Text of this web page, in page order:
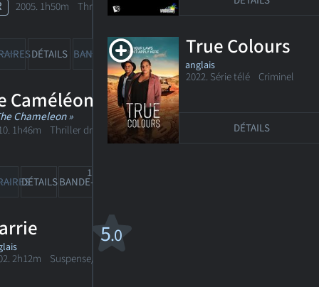
2005. 1h50m Thriller dramatique
DÉTAILS BANDE-ANNCRITIQUES
41
Caméléon
Chameleon »
1h46m Thriller dramatique
DÉTAILSBANDE-ANN
1
5.0
2h12m Suspense/horreur
True Colours
anglais
2022. Série télé Criminel
DÉTAILS